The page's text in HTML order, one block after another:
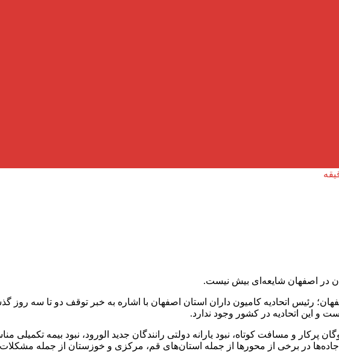
در اصفهان شایعه‌ای بیش نیست.
رئیس اتحادیه کامیون داران استان اصفهان با اشاره به خبر توقف دو تا سه روز
و این اتحادیه در کشور وجود ندارد.
و مسافت کوتاه، نبود یارانه دولتی رانندگان جدید الورود، نبود بیمه تکمیلی
جاده‌ها در برخی از محور‌ها از جمله استان‌های قم، مرکزی و خوزستان از جمله